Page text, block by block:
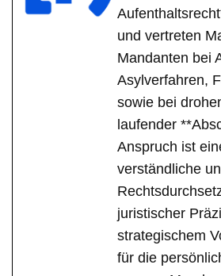
und vertreten
Mandanten bei
Asylverfahren,
sowie bei
laufender
Anspruch ist
verständliche
juristischer
strategischem
für die